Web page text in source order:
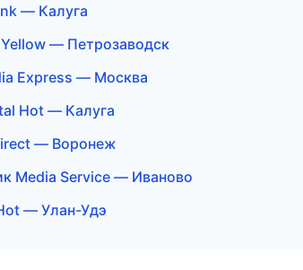
— Калуга
— Петрозаводск
Express — Москва
Hot — Калуга
— Воронеж
Media Service — Иваново
— Улан-Удэ